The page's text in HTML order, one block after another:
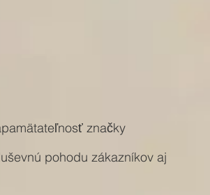
značky
pohodu zákazníkov aj